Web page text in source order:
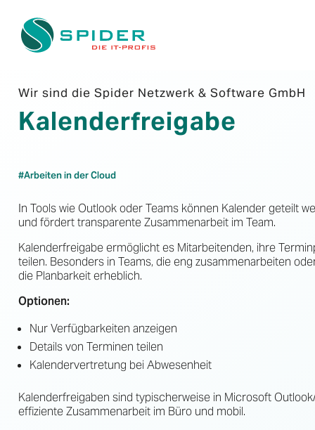
Wir sind die Spider Netzwerk & Software GmbH
Kalenderfreigabe
#Arbeiten in der Cloud
In Tools wie Outlook oder Teams können Kalender geteilt
und fördert transparente Zusammenarbeit im Team.
Kalenderfreigabe ermöglicht es Mitarbeitenden, ihre
teilen. Besonders in Teams, die eng zusammenarbeiten
die Planbarkeit erheblich.
Optionen:
Nur Verfügbarkeiten anzeigen
Details von Terminen teilen
Kalendervertretung bei Abwesenheit
Kalenderfreigaben sind typischerweise in Microsoft
effiziente Zusammenarbeit im Büro und mobil.